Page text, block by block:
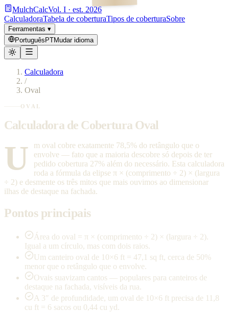
MulchCalcVol. I · est. 2026
CalculadoraTabela de coberturaTipos de coberturaSobre
Ferramentas ▾
Português PTMudar idioma
Calculadora
/
Oval
OVAL
Calculadora de Cobertura Oval
U
m oval cobre exatamente 78,5% do retângulo que o
envolve — fato que a maioria descobre só depois de ter
pedido cobertura 27% além do necessário. Esta calculadora
roda a fórmula da elipse π × (comprimento ÷ 2) × (largura
÷ 2) e desmente os três mitos que mais ouvimos ao dimensionar
ilhas de destaque na fachada.
Pontos principais
Área do oval = π × (comprimento ÷ 2) × (largura ÷ 2).
Igual a um círculo, mas com dois raios.
Um canteiro oval de 10×6 ft = 47,1 sq ft, cerca de 50%
menor que o retângulo que o envolve.
Ovais suavizam cantos — populares para canteiros de
destaque na fachada, visíveis da rua.
A 3″ de profundidade, um oval de 10×6 ft precisa de 11,8
cu ft = 6 sacos ou 0,44 cu yd.